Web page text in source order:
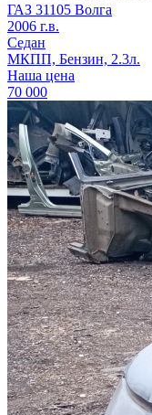
ГАЗ 31105 Волга
2006 г.в.
Седан
МКПП, Бензин, 2.3л.
Наша цена
70 000